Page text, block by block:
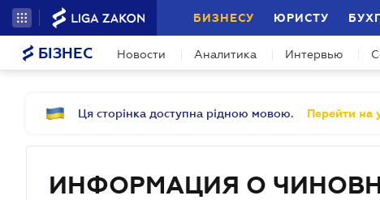
БИЗНЕСУ ЮРИСТУ
БІЗНЕС Новости Аналитика Интервью
Ця сторінка доступна рідною мовою. Перейти на
ИНФОРМАЦИЯ О